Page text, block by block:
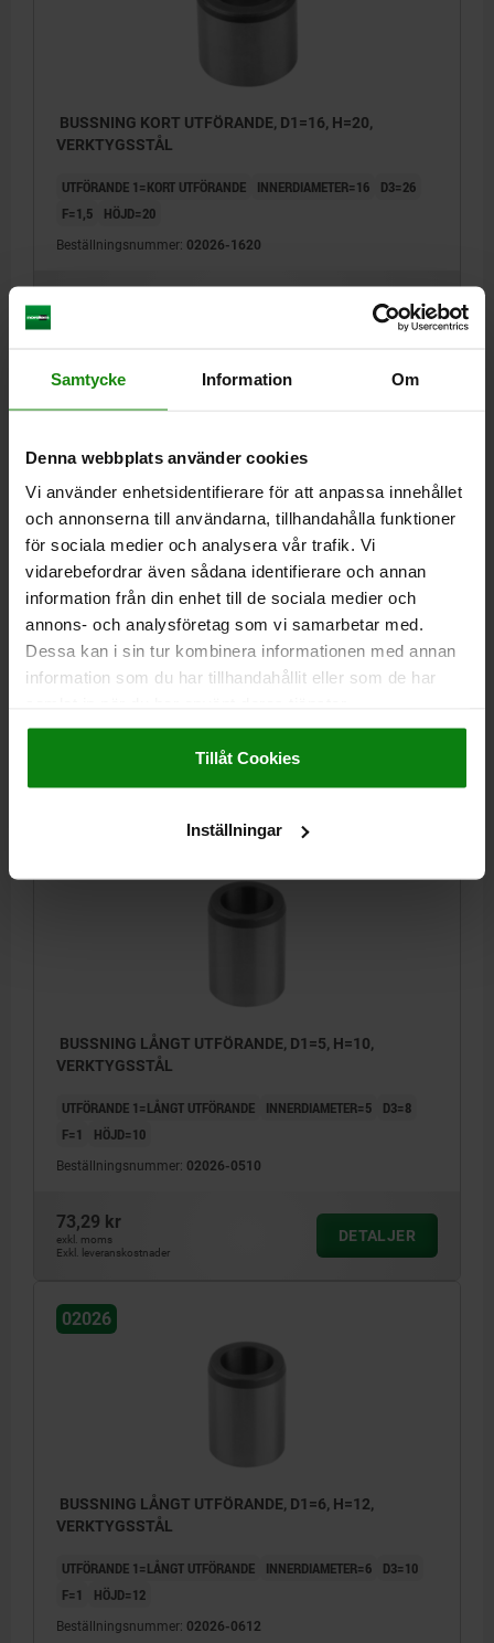
Samtycke Information Om
Denna webbplats använder cookies
Vi använder enhetsidentifierare för att anpassa innehållet
och annonserna till användarna, tillhandahålla funktioner
för sociala medier och analysera vår trafik. Vi
vidarebefordrar även sådana identifierare och annan
information från din enhet till de sociala medier och
annons- och analysföretag som vi samarbetar med.
Dessa kan i sin tur kombinera informationen med annan
information som du har tillhandahållit eller som de har
Impressum|Dataskydd|AGB
Tillåt Cookies
Inställningar
BUSSNING KORT UTFÖRANDE, D1=16, H=20,
VERKTYGSSTÅL
UTFÖRANDE 1=KORT UTFÖRANDE INNERDIAMETER=16
D3=26
F=1,5
HÖJD=20
Beställningsnummer: 02026-1620
DETALJER
BUSSNING KORT UTFÖRANDE, D1=20, H=26,
VERKTYGSSTÅL
UTFÖRANDE 1=KORT UTFÖRANDE INNERDIAMETER=20
D3=30
F=2,5
HÖJD=26
Exkl. leveranskostnader
BUSSNING LÅNGT UTFÖRANDE, D1=5, H=10,
VERKTYGSSTÅL
UTFÖRANDE 1=LÅNGT UTFÖRANDE INNERDIAMETER=5
D3=8
F=1
HÖJD=10
Beställningsnummer: 02026-0510
73,29 kr
exkl. moms
Exkl. leveranskostnader
DETALJER
02026
BUSSNING LÅNGT UTFÖRANDE, D1=6, H=12,
VERKTYGSSTÅL
UTFÖRANDE 1=LÅNGT UTFÖRANDE INNERDIAMETER=6
D3=10
F=1
HÖJD=12
Beställningsnummer: 02026-0612